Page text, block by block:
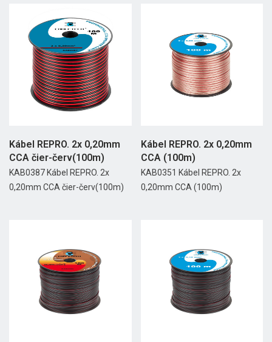
Kábel REPRO. 2x 0,20mm
CCA čier-červ(100m)
KAB0387 Kábel REPRO. 2x
0,20mm CCA čier-červ(100m)
Kábel REPRO. 2x 0,20mm
CCA (100m)
KAB0351 Kábel REPRO. 2x
0,20mm CCA (100m)